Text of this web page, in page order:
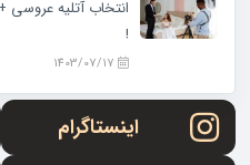
انتخاب آتلیه عروسی
!
اینستاگرام